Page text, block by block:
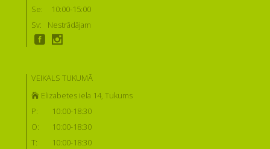
Se:
10:00-15:00
Sv:
Nestrādājam
VEIKALS TUKUMĀ
Elizabetes iela 14, Tukums
P:
10:00-18:30
O:
10:00-18:30
T:
10:00-18:30